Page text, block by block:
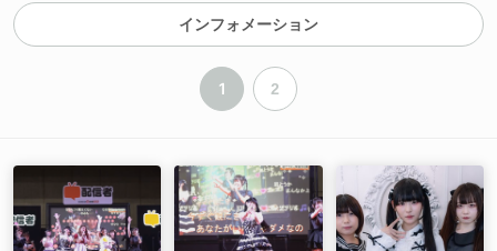
インフォメーション
1 2